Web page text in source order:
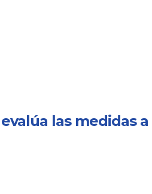
las medidas